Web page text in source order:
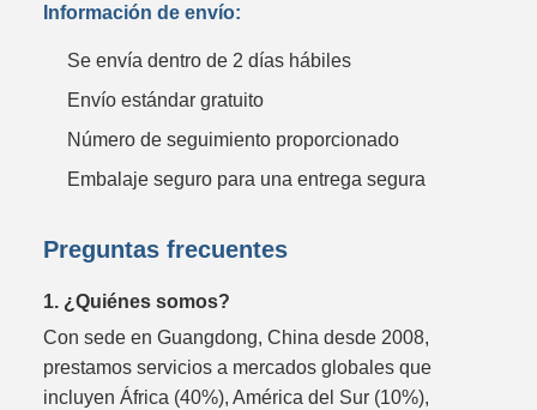
Información de envío:
Se envía dentro de 2 días hábiles
Envío estándar gratuito
Número de seguimiento proporcionado
Embalaje seguro para una entrega segura
Preguntas frecuentes
1. ¿Quiénes somos?
Con sede en Guangdong, China desde 2008,
prestamos servicios a mercados globales que
incluyen África (40%), América del Sur (10%),